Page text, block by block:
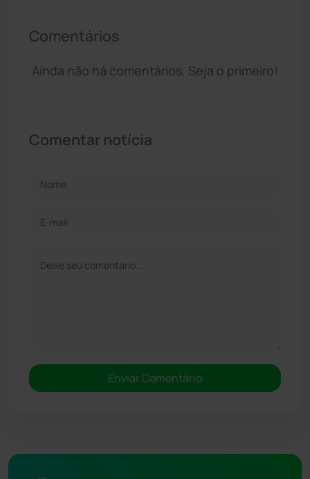
Comentários
Ainda não há comentários. Seja o primeiro!
Comentar notícia